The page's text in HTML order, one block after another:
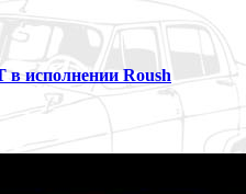
в исполнении Roush